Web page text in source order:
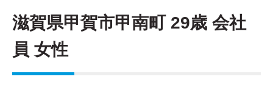
滋賀県甲賀市甲南町 29歳 会社
員 女性